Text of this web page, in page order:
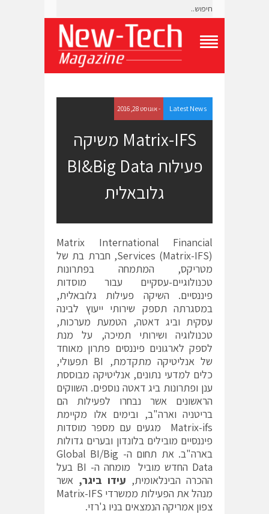
g
l
e
N
M
n
u
Latest News - אוגוסט 28, 2016
Matrix-IFS משיקה
פעילות BI&Big Data
גלובאלית
Matrix International Financial
Services (Matrix-IFS), חברת בת של
מטריקס, המתמחה בפתרונות
טכנולוגיים-עסקיים עבור מוסדות
פיננסיים. השיקה פעילות גלובאלית,
במסגרתה תספק שירותי ייעוץ לבינה
עסקית וביג דאטה, הטמעת מערכות,
טכנולוגיה ושירותי תמיכה, על מנת
לספק לארגונים פיננסים פתרון מאוחד
של אנליטיקה מתקדמת, BI תפעולי,
כלים למדעי נתונים, אנליטיקה מבוססת
ענן ופתרונות ביג דאטה נוספים. השווקים
הראשונים אשר נבחרו לפעילות הם
בריטניה וארה"ב, ובימים אלו מקיימת
Matrix-ifs מגעים עם מספר מוסדות
פיננסיים מובילים בלונדון ובערים גדולות
בארה"ב. את תחום ה- Global BI/Big
Data החדש מוביל מומחה ה- BI בעל
ההכרה הבינלאומית, עידו ביגר, אשר
מנהל את הפעילות ממשרדי Matrix-IFS
צפון אמריקה הנמצאים בניו ג'רזי.